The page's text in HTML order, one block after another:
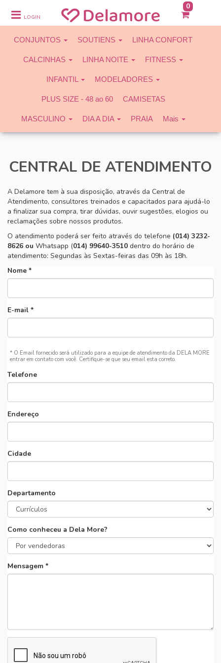
CONJUNTOS
INFANTIL
PLUS SIZE - 48 ao 60
CAMISETAS
MASCULINO
PRAIA
LOGIN
0
CONJUNTOS SOUTIENS LINHA CONFORT
CALCINHAS LINHA NOITE FITNESS
INFANTIL MODELADORES
PLUS SIZE - 48 ao 60 CAMISETAS
MASCULINO DIA A DIA PRAIA Mais
CENTRAL DE ATENDIMENTO
A Delamore tem à sua disposição, através da Central de
Atendimento, consultores treinados e capacitados para ajudá-lo
a finalizar sua compra, tirar dúvidas, ouvir sugestões, elogios ou
reclamações sobre nossos produtos.
O atendimento poderá ser feito através do telefone (014) 3232-
8626 ou Whatsapp (014) 99640-3510 dentro do horário de
atendimento: Segundas às Sextas-feiras das 09h às 18h.
Nome *
E-mail *
* O Email fornecido será utilizado para a equipe de atendimento da DELA MORE
entrar em contato com você. Certifique-se que seu email esta correto.
Telefone
Endereço
Cidade
Departamento
Como conheceu a Dela More?
Mensagem *